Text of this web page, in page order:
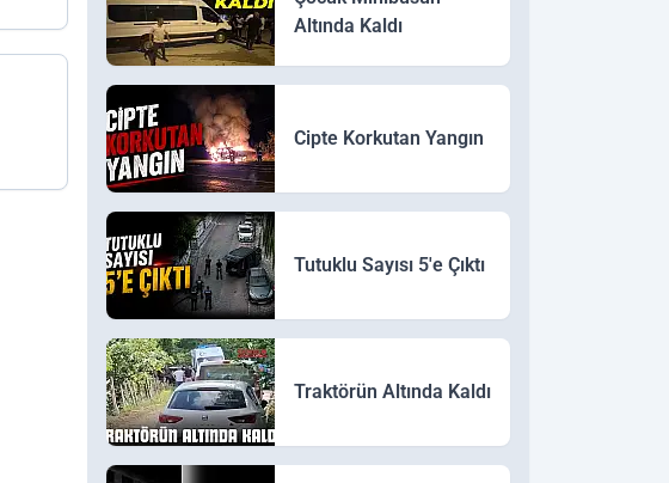
Altında Kaldı
Cipte Korkutan Yangın
Tutuklu Sayısı 5'e Çıktı
Traktörün Altında Kaldı